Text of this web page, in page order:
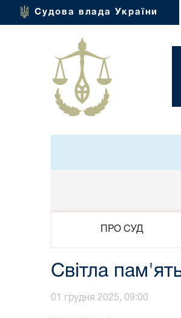
Судова влада України
ПРО СУД
Світла
01 грудня 2025, 09:00